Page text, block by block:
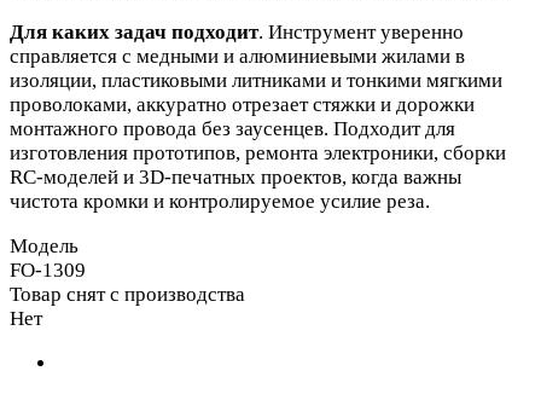
Для каких задач подходит. Инструмент уверенно
справляется с медными и алюминиевыми жилами в
изоляции, пластиковыми литниками и тонкими мягкими
проволоками, аккуратно отрезает стяжки и дорожки
монтажного провода без заусенцев. Подходит для
изготовления прототипов, ремонта электроники, сборки
RC‑моделей и 3D‑печатных проектов, когда важны
чистота кромки и контролируемое усилие реза.
Модель
FO-1309
Товар снят с производства
Нет